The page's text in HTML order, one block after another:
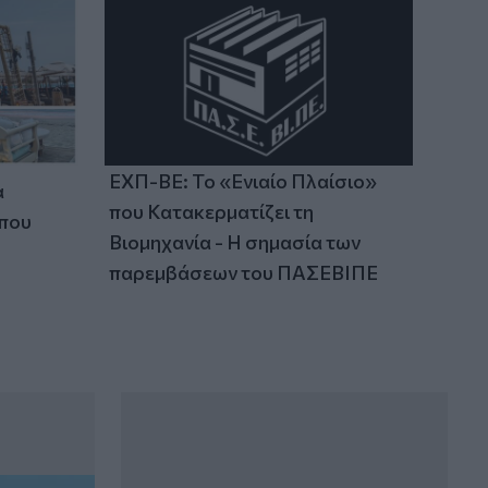
ΕΧΠ-ΒΕ: Το «Ενιαίο Πλαίσιο»
που Κατακερματίζει τη
Βιομηχανία - Η σημασία των
παρεμβάσεων του ΠΑΣΕΒΙΠΕ